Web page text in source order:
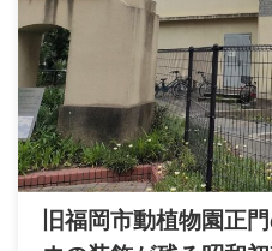
旧福岡市動植物園正